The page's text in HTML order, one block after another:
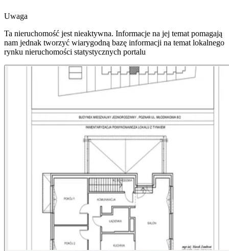
Uwaga
Ta nieruchomość jest nieaktywna. Informacje na jej temat pomagają
nam jednak tworzyć wiarygodną bazę informacji na temat lokalnego
rynku nieruchomości statystycznych portalu